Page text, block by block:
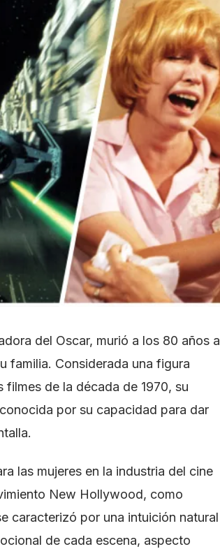
del Oscar, murió a los 80 años a
familia. Considerada una figura
de la década de 1970, su
por su capacidad para dar
las mujeres en la industria del cine
New Hollywood, como
caracterizó por una intuición natural
de cada escena, aspecto